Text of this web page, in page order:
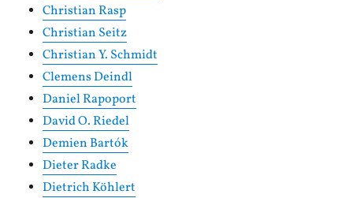
Christian Rasp
Christian Seitz
Christian Y. Schmidt
Clemens Deindl
Daniel Rapoport
David O. Riedel
Demien Bartók
Dieter Radke
Dietrich Köhlert